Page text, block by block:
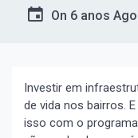
On 6 anos Ago
Investir em
de vida nos bairros.
isso com o programa